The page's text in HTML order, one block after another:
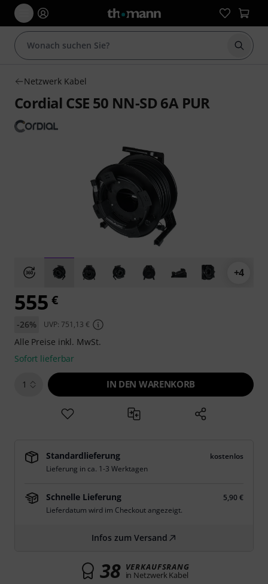
Suche
Netzwerk Kabel
Cordial CSE 50 NN-SD 6A PUR
+4
555 €
-26% UVP: 751,13 €
Alle Preise inkl. MwSt.
Sofort lieferbar
1 IN DEN WARENKORB
Standardlieferung
kostenlos
Lieferung in ca. 1-3 Werktagen
Schnelle Lieferung
5,90 €
Lieferdatum wird im Checkout angezeigt.
Infos zum Versand
38 VERKAUFSRANG
in Netzwerk Kabel